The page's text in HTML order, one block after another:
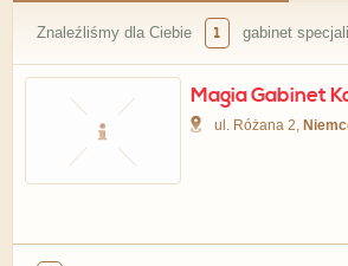
Znaleźliśmy dla Ciebie 1 gabinet
Magia Gabinet
ul. Różana 2,